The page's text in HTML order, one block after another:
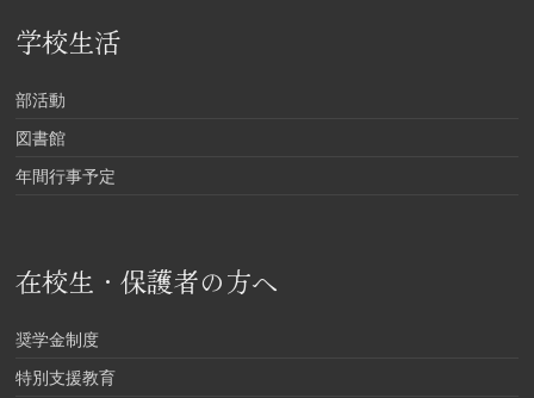
学校生活
部活動
図書館
年間行事予定
在校生・保護者の方へ
奨学金制度
特別支援教育